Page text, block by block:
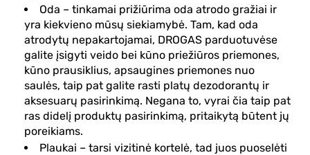
Oda – tinkamai prižiūrima oda atrodo gražiai ir
yra kiekvieno mūsų siekiamybė. Tam, kad oda
atrodytų nepakartojamai, DROGAS parduotuvėse
galite įsigyti veido bei kūno priežiūros priemones,
kūno prausiklius, apsaugines priemones nuo
saulės, taip pat galite rasti platų dezodorantų ir
aksesuarų pasirinkimą. Negana to, vyrai čia taip pat
ras didelį produktų pasirinkimą, pritaikytą būtent jų
poreikiams.
Plaukai – tarsi vizitinė kortelė, tad juos puoselėti